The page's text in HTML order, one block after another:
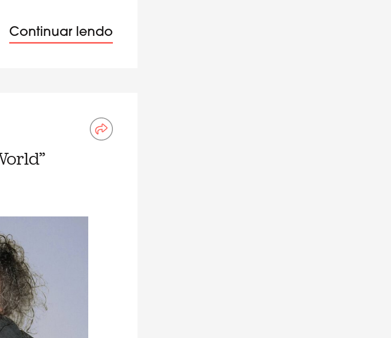
Continuar lendo